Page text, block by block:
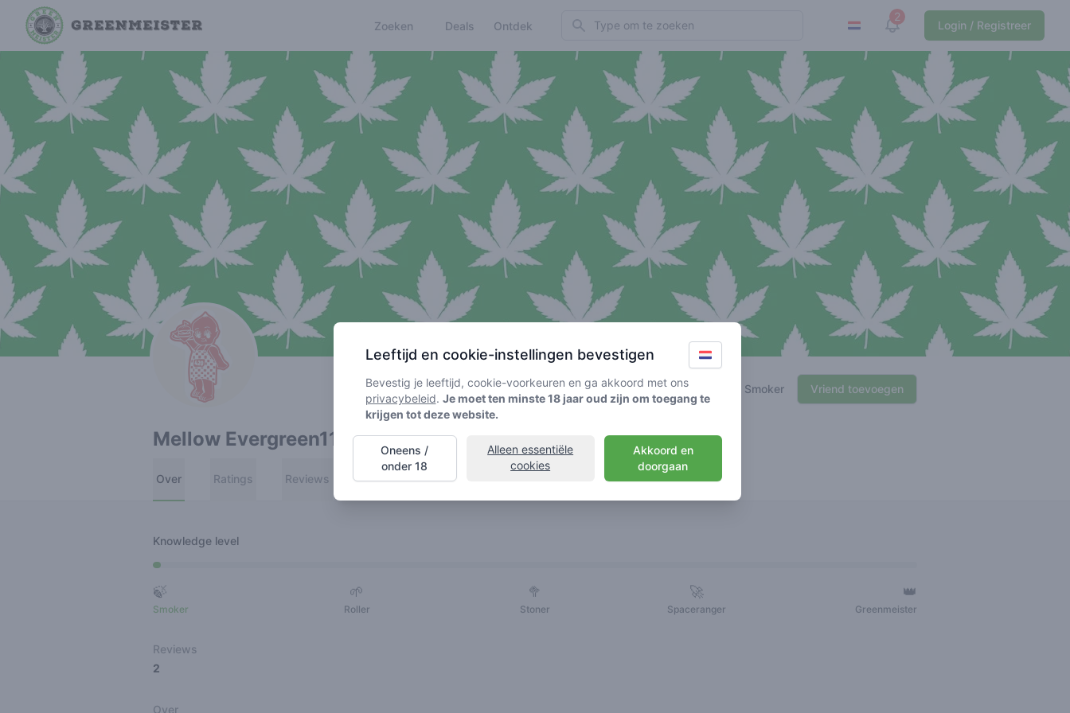
Zoeken Deals Ontdek Search 2
View notifications
Login / Registreer
🍃 Smoker Vriend toevoegen
Mellow Evergreen114
Over Ratings Reviews Vrienden
Knowledge level
🍃
Smoker
🌱
Roller
🥦
Stoner
🚀
Spaceranger
👑
Greenmeister
Reviews
2
Over
Leeftijd en cookie-instellingen bevestigen
Bevestig je leeftijd, cookie-voorkeuren en ga akkoord met ons
privacybeleid. Je moet ten minste 18 jaar oud zijn om toegang te
krijgen tot deze website.
Akkoord en
doorgaan
Alleen essentiële
cookies
Oneens /
onder 18